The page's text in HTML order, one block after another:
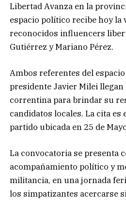
Libertad Avanza en la
espacio político recibe hoy la
reconocidos influencers
Gutiérrez y Mariano Pérez.
Ambos referentes del
presidente Javier Milei llegan
correntina para brindar su
candidatos locales. La cita es
partido ubicada en 25 de
La convocatoria se presenta
acompañamiento político y
militancia, en una jornada
los simpatizantes acercarse